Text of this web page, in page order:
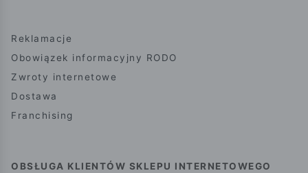
Reklamacje
Obowiązek informacyjny RODO
Zwroty internetowe
Dostawa
Franchising
OBSŁUGA KLIENTÓW SKLEPU INTERNETOWEGO